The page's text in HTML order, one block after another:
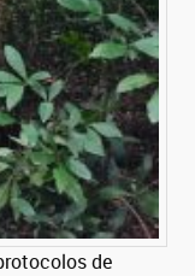
de